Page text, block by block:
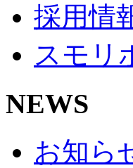
採用情
スモリ
NEWS
お知ら